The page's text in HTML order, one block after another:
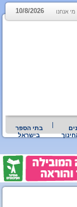
מי אנחנו 10/8/2026
בתי הספר
בישראל